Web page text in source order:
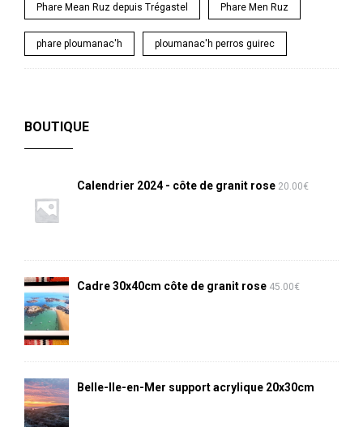
Phare Mean Ruz depuis Trégastel Phare Men Ruz
phare ploumanac'h ploumanac'h perros guirec
BOUTIQUE
Calendrier 2024 - côte de granit rose 20.00€
Cadre 30x40cm côte de granit rose 45.00€
Belle-Ile-en-Mer support acrylique 20x30cm